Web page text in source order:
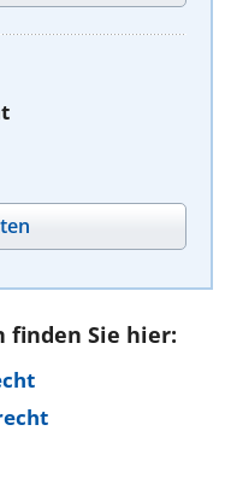
finden Sie hier: